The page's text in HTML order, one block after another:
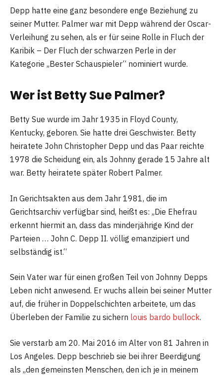
Depp hatte eine ganz besondere enge Beziehung zu
seiner Mutter. Palmer war mit Depp während der Oscar-
Verleihung zu sehen, als er für seine Rolle in Fluch der
Karibik – Der Fluch der schwarzen Perle in der
Kategorie „Bester Schauspieler“ nominiert wurde.
Wer ist Betty Sue Palmer?
Betty Sue wurde im Jahr 1935 in Floyd County,
Kentucky, geboren. Sie hatte drei Geschwister. Betty
heiratete John Christopher Depp und das Paar reichte
1978 die Scheidung ein, als Johnny gerade 15 Jahre alt
war. Betty heiratete später Robert Palmer.
In Gerichtsakten aus dem Jahr 1981, die im
Gerichtsarchiv verfügbar sind, heißt es: „Die Ehefrau
erkennt hiermit an, dass das minderjährige Kind der
Parteien … John C. Depp II. völlig emanzipiert und
selbständig ist.“
Sein Vater war für einen großen Teil von Johnny Depps
Leben nicht anwesend. Er wuchs allein bei seiner Mutter
auf, die früher in Doppelschichten arbeitete, um das
Überleben der Familie zu sichern louis bardo bullock.
Sie verstarb am 20. Mai 2016 im Alter von 81 Jahren in
Los Angeles. Depp beschrieb sie bei ihrer Beerdigung
als „den gemeinsten Menschen, den ich je in meinem